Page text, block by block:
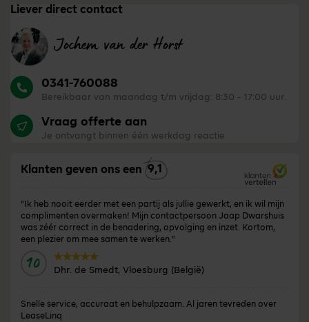
Liever direct contact
Jochem van der Horst
0341-760088
Bereikbaar van maandag t/m vrijdag: 8:30 - 17:00 uur.
Vraag offerte aan
Je ontvangt binnen één werkdag reactie
Klanten geven ons een 9,1
"Ik heb nooit eerder met een partij als jullie gewerkt, en ik wil mijn
complimenten overmaken! Mijn contactpersoon Jaap Dwarshuis
was zéér correct in de benadering, opvolging en inzet. Kortom,
een plezier om mee samen te werken."
10 Door:
Dhr. de Smedt, Vloesburg (België)
Snelle service, accuraat en behulpzaam. Al jaren tevreden over
LeaseLinq